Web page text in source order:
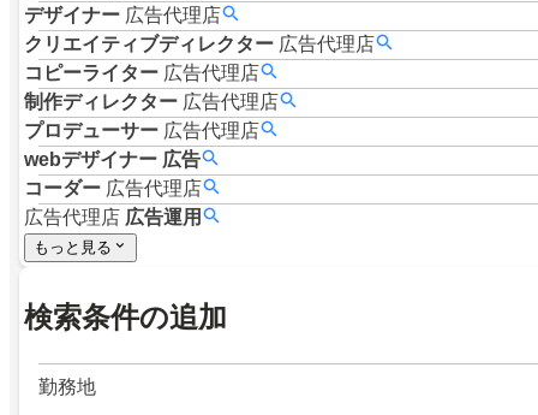
デザイナー 広告代理店
クリエイティブディレクター 広告代理店
コピーライター 広告代理店
制作ディレクター 広告代理店
プロデューサー 広告代理店
webデザイナー 広告
コーダー 広告代理店
広告代理店 広告運用
もっと見る
検索条件の追加
勤務地